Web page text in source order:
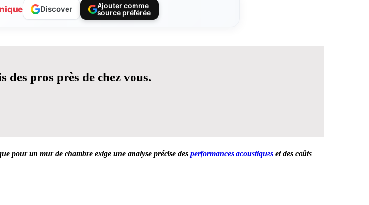
Discover
Ajouter comme
source préférée
des pros près de chez vous.
pour un mur de chambre exige une analyse précise des performances acoustiques et des coûts